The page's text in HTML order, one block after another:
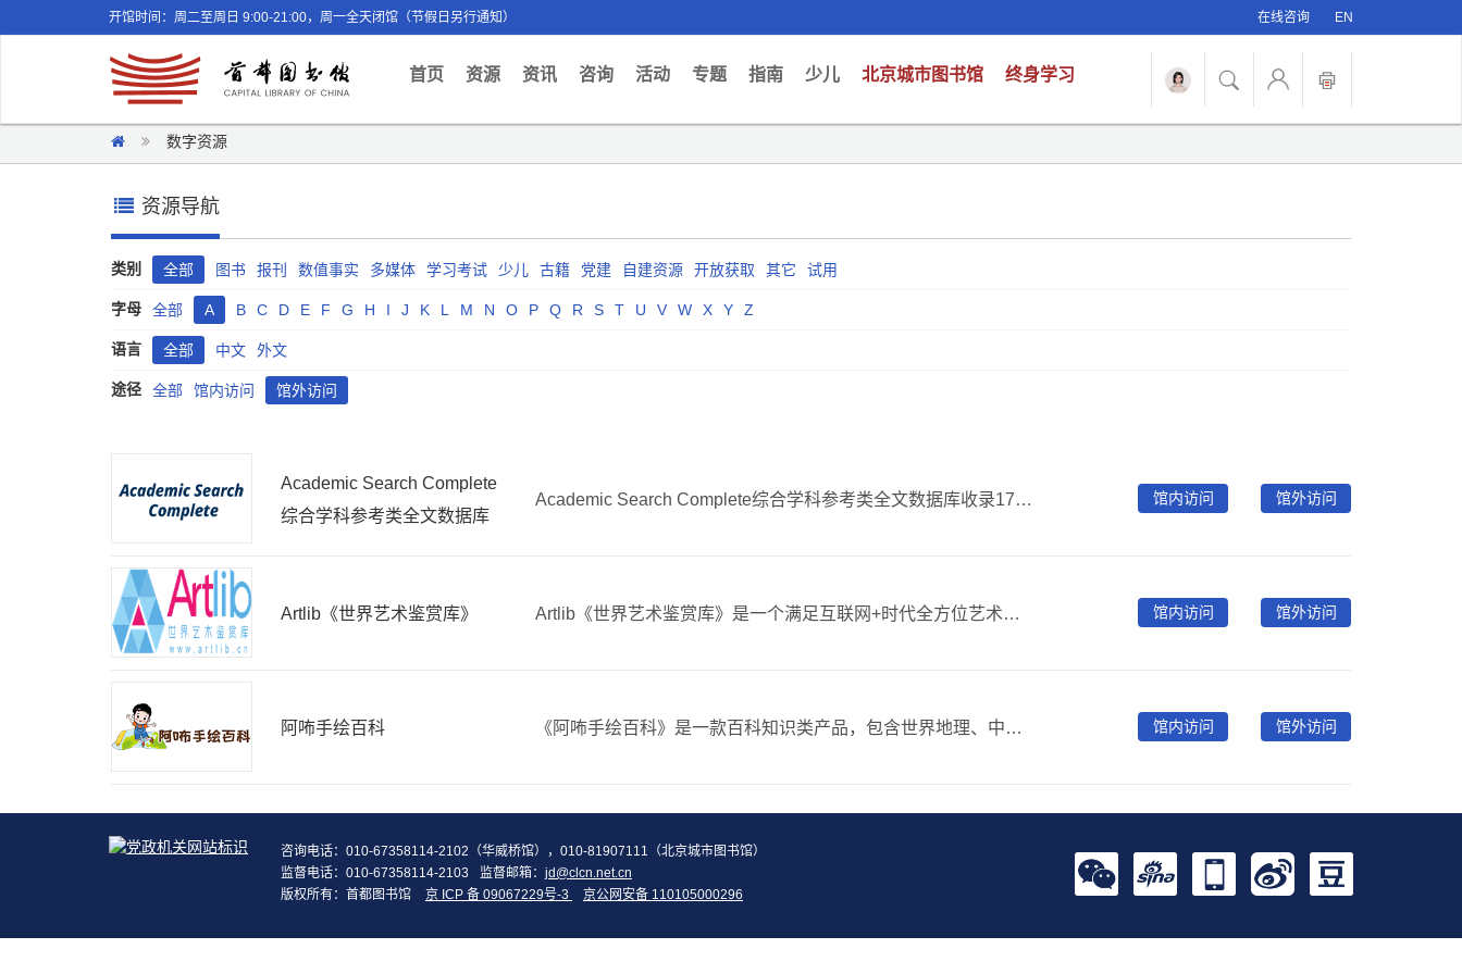
开馆时间：周二至周日 9:00-21:00，周一全天闭馆（节假日另行通知） 在线咨询 EN
首页(current)
资源 资讯 咨询 活动 专题 指南 少儿 北京城市图书馆 终身学习
数字资源
资源导航
类别 全部 图书 报刊 数值事实 多媒体 学习考试 少儿 古籍 党建 自建资源 开放获取 其它 试用
字母 全部 A B C D E F G H I J K L M N O P Q R S T U V W X Y Z
语言 全部 中文 外文
途径 全部 馆内访问 馆外访问
Academic Search Complete
综合学科参考类全文数据库
Academic Search Complete综合学科参考类全文数据库收录17900余种期刊的文摘，其中全文期刊8800余种。还收录800余种非期刊类全文出版物（如书籍、报告及会议论文等）。 馆内访问 馆外访问
Artlib《世界艺术鉴赏库》 Artlib《世界艺术鉴赏库》是一个满足互联网+时代全方位艺术鉴赏需求的产品，收录高清图片并处于实时更新状态，涵盖油画、素描、版画、水彩、国画、书法、壁画、雕塑、篆刻、建筑艺术及其他类型，包含艺术普及、艺术故事、艺术品、艺术家、艺术机构、资讯六大内容模块。具有：知识系统组织、内容全面完整、数据深度标引、超级高清大图呈现、知识点内容模块关联、艺术辞典规范等专业特点。不仅能够提供高质量的艺术作品图片（可以进行高倍数放大，可以满足临摹、学习等多场景使用），同时能够为艺术鉴赏学习提供了大量的辅助素材和必要工具。 馆内访问 馆外访问
阿咘手绘百科 《阿咘手绘百科》是一款百科知识类产品，包含世界地理、中国地理、世界历史、中国历史、儿童教养、艺术素养、原创活动七款独立手绘数据模块。以“手绘主题+手绘元素+文化详情”组成内容体系，三端自适应，平台资源丰富，涵盖文化设施、非遗文化、旅游名胜、文物古迹、名人历史、互动游戏、专属问答等30余种大类，共200余张原创手绘图，10000余手绘元素，项目15000条，问答30000余条，年更新手绘图10余张、原创元素300余个。在原有数据库基础上擅长内容+服务定制，可根据需求，打造特色、综合性平台。 馆内访问 馆外访问
咨询电话：010-67358114-2102（华威桥馆），010-81907111（北京城市图书馆）
监督电话：010-67358114-2103
监督邮箱： jd@clcn.net.cn
版权所有：首都图书馆
京 ICP 备 09067229号-3 京公网安备 110105000296